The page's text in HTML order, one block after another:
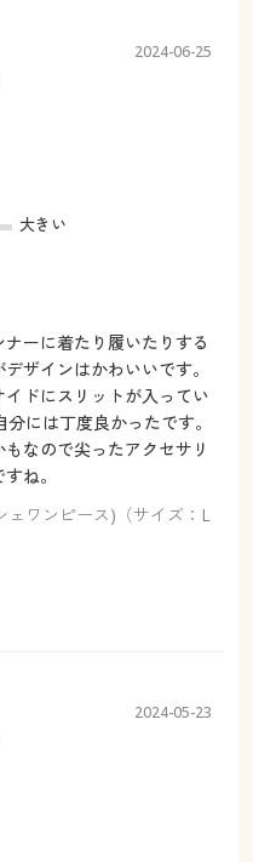
2024-06-25
大きい
ーに着たり履いたりする
ザインはかわいいです。
ドにスリットが入ってい
には丁度良かったです。
なので尖ったアクセサリ
ね。
ェワンピース)（サイズ：L
2024-05-23